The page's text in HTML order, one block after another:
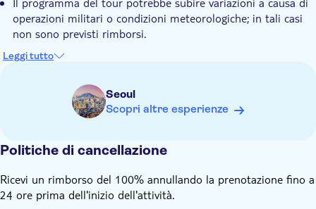
all'Osservatorio Dora
operazioni militari o condizioni meteorologiche; in tali casi
non sono previsti rimborsi.
Ricordati di portare:
accettati anche i documenti d'identità militari statunitensi e
Leggi tutto
Seoul
Scopri altre esperienze
Politiche di cancellazione
Ricevi un rimborso del 100% annullando la prenotazione fino a
24 ore prima dell'inizio dell'attività.